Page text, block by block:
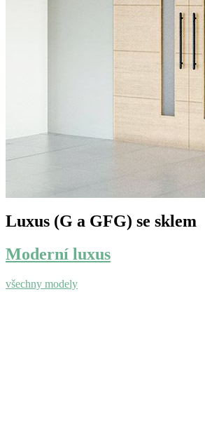
Luxus (G a GFG) se sklem
Moderní luxus
všechny modely